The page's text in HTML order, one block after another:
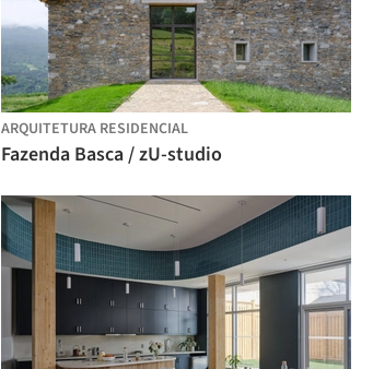
ARQUITETURA RESIDENCIAL
Fazenda Basca / zU-studio